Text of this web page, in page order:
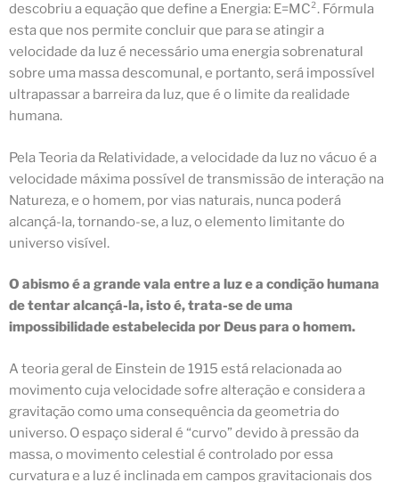
descobriu a equação que define a Energia: E=MC². Fórmula
esta que nos permite concluir que para se atingir a
velocidade da luz é necessário uma energia sobrenatural
sobre uma massa descomunal, e portanto, será impossível
ultrapassar a barreira da luz, que é o limite da realidade
humana.
Pela Teoria da Relatividade, a velocidade da luz no vácuo é a
velocidade máxima possível de transmissão de interação na
Natureza, e o homem, por vias naturais, nunca poderá
alcançá-la, tornando-se, a luz, o elemento limitante do
universo visível.
O abismo é a grande vala entre a luz e a condição humana
de tentar alcançá-la, isto é, trata-se de uma
impossibilidade estabelecida por Deus para o homem.
A teoria geral de Einstein de 1915 está relacionada ao
movimento cuja velocidade sofre alteração e considera a
gravitação como uma consequência da geometria do
universo. O espaço sideral é “curvo”devido à pressão da
massa, o movimento celestial é controlado por essa
curvatura e a luz é inclinada em campos gravitacionais dos